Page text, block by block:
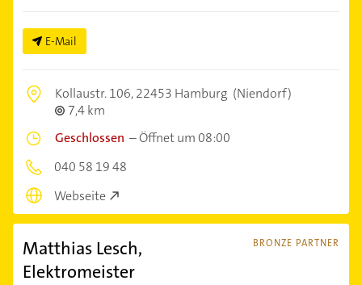
E-Mail
Kollaustr. 106,22453 Hamburg (Niendorf)
7,4 km
Geschlossen –Öffnet um 08:00
040 58 19 48
Webseite
BRONZE PARTNER
Matthias Lesch,
Elektromeister